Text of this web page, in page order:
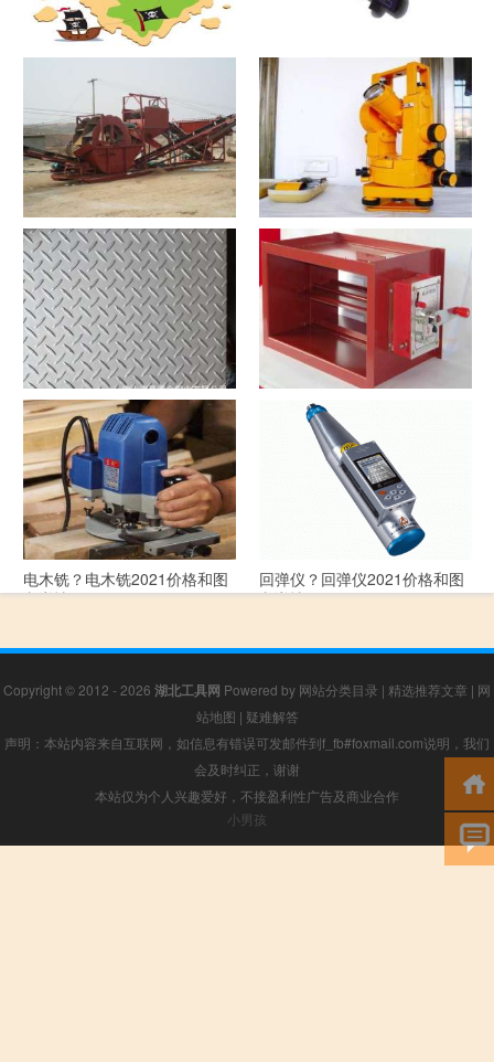
寻宝？寻宝2021价格和图文详
探测器？探测器2021价格和图
文详情
洗沙机？洗沙机2021价格和图
文详情
经纬仪？经纬仪2021价格和图
文详情
花纹板？花纹板2021价格和图
文详情
排烟阀？排烟阀2021价格和图
电木铣？电木铣2021价格和图
文详情
回弹仪？回弹仪2021价格和图
文详情
Copyright © 2012 - 2026 湖北工具网 Powered by 网站分类目录 | 精选推荐文章 | 网
站地图 | 疑难解答
声明：本站内容来自互联网，如信息有错误可发邮件到f_fb#foxmail.com说明，我们
会及时纠正，谢谢
本站仅为个人兴趣爱好，不接盈利性广告及商业合作
小男孩